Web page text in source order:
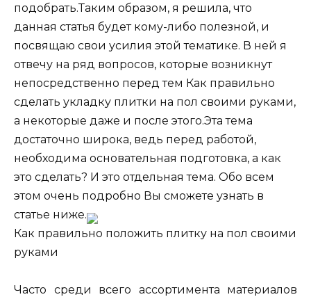
подобрать.Таким образом, я решила, что
данная статья будет кому-либо полезной, и
посвящаю свои усилия этой тематике. В ней я
отвечу на ряд вопросов, которые возникнут
непосредственно перед тем Как правильно
сделать укладку плитки на пол своими руками,
а некоторые даже и после этого.Эта тема
достаточно широка, ведь перед работой,
необходима основательная подготовка, а как
это сделать? И это отдельная тема. Обо всем
этом очень подробно Вы сможете узнать в
статье ниже.
Как правильно положить плитку на пол своими
руками
Часто среди всего ассортимента материалов